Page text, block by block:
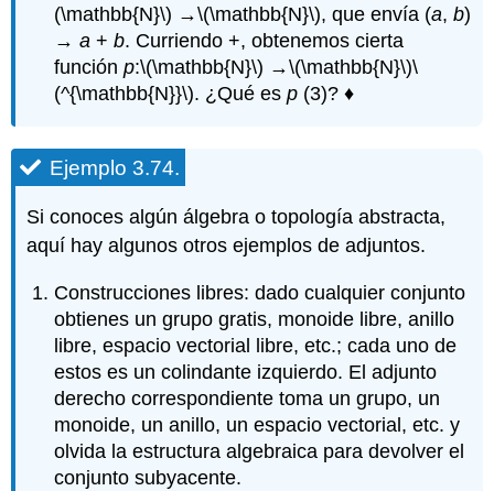
(\mathbb{N}\) →\(\mathbb{N}\), que envía (a,b)
→a +b. Curriendo +, obtenemos cierta
funciónp:\(\mathbb{N}\) →\(\mathbb{N}\)\
(^{\mathbb{N}}\). ¿Qué esp (3)? ♦
Ejemplo 3.74.
Si conoces algún álgebra o topología abstracta,
aquí hay algunos otros ejemplos de adjuntos.
Construcciones libres: dado cualquier conjunto
obtienes un grupo gratis, monoide libre, anillo
libre, espacio vectorial libre, etc.; cada uno de
estos es un colindante izquierdo. El adjunto
derecho correspondiente toma un grupo, un
monoide, un anillo, un espacio vectorial, etc. y
olvida la estructura algebraica para devolver el
conjunto subyacente.